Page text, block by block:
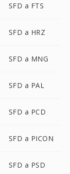
SFD a FTS
SFD a HRZ
SFD a MNG
SFD a PAL
SFD a PCD
SFD a PICON
SFD a PSD